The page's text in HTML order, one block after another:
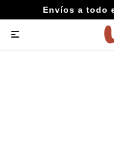
Envíos a todo
